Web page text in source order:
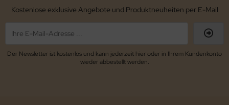
Kostenlose exklusive Angebote und Produktneuheiten per E-Mail
Der Newsletter ist kostenlos und kann jederzeit hier oder in Ihrem Kundenkonto
wieder abbestellt werden.